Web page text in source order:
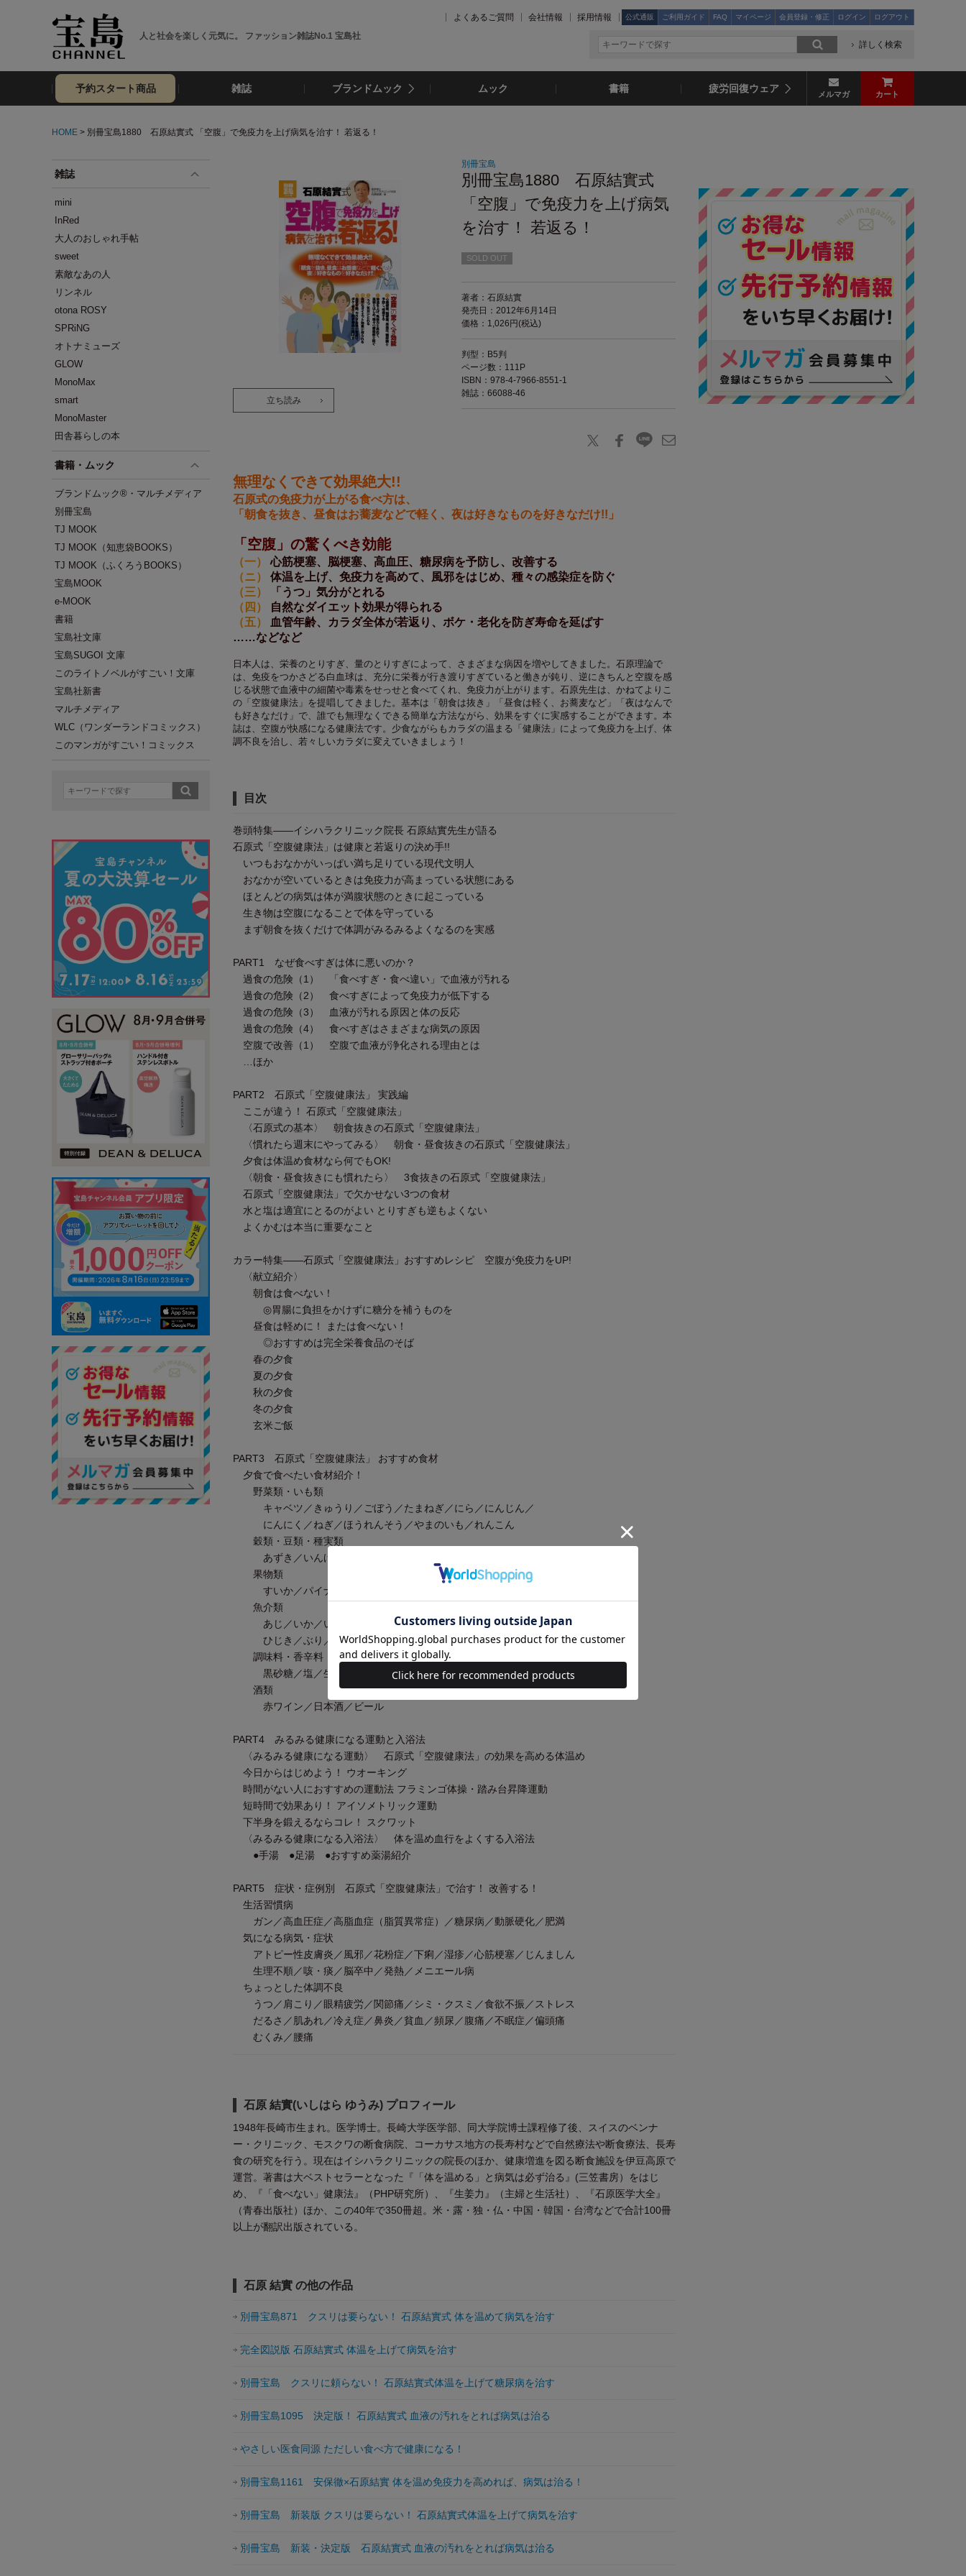
人と社会を楽しく元気に。 ファッション雑誌No.1 宝島社
よくあるご質問 会社情報 採用情報 公式通販 ご利用ガイド FAQ マイページ 会員登録・修正 ログイン ログアウト
詳しく検索
予約スタート商品 雑誌 ブランドムック ムック 書籍 疲労回復ウェア メルマガ カート
HOME > 別冊宝島1880 石原結實式 「空腹」で免疫力を上げ病気を治す！ 若返る！
雑誌
mini
InRed
大人のおしゃれ手帖
sweet
素敵なあの人
リンネル
otona ROSY
SPRiNG
オトナミューズ
GLOW
MonoMax
smart
MonoMaster
田舎暮らしの本
書籍・ムック
ブランドムック®・マルチメディア
別冊宝島
TJ MOOK
TJ MOOK（知恵袋BOOKS）
TJ MOOK（ふくろうBOOKS）
宝島MOOK
e-MOOK
書籍
宝島社文庫
宝島SUGOI 文庫
このライトノベルがすごい！文庫
宝島社新書
マルチメディア
WLC（ワンダーランドコミックス）
このマンガがすごい！コミックス
立ち読み
別冊宝島
別冊宝島1880 石原結實式
「空腹」で免疫力を上げ病気
を治す！ 若返る！
SOLD OUT
著者：石原結實
発売日：2012年6月14日
価格：1,026円(税込)
判型：B5判
ページ数：111P
ISBN：978-4-7966-8551-1
雑誌：66088-46
無理なくできて効果絶大!!
石原式の免疫力が上がる食べ方は、
「朝食を抜き、昼食はお蕎麦などで軽く、夜は好きなものを好きなだけ!!」
「空腹」の驚くべき効能
（一）
心筋梗塞、脳梗塞、高血圧、糖尿病を予防し、改善する
（ニ）
体温を上げ、免疫力を高めて、風邪をはじめ、種々の感染症を防ぐ
（三）
「うつ」気分がとれる
（四）
自然なダイエット効果が得られる
（五）
血管年齢、カラダ全体が若返り、ボケ・老化を防ぎ寿命を延ばす
……などなど
日本人は、栄養のとりすぎ、量のとりすぎによって、さまざまな病因を増やしてきました。石原理論で
は、免疫をつかさどる白血球は、充分に栄養が行き渡りすぎていると働きが鈍り、逆にきちんと空腹を感
じる状態で血液中の細菌や毒素をせっせと食べてくれ、免疫力が上がります。石原先生は、かねてよりこ
の「空腹健康法」を提唱してきました。基本は「朝食は抜き」「昼食は軽く、お蕎麦など」「夜はなんで
も好きなだけ」で、誰でも無理なくできる簡単な方法ながら、効果をすぐに実感することができます。本
誌は、空腹が快感になる健康法です。少食ながらもカラダの温まる「健康法」によって免疫力を上げ、体
調不良を治し、若々しいカラダに変えていきましょう！
目次
巻頭特集――イシハラクリニック院長 石原結實先生が語る
石原式「空腹健康法」は健康と若返りの決め手!!
いつもおなかがいっぱい満ち足りている現代文明人
おなかが空いているときは免疫力が高まっている状態にある
ほとんどの病気は体が満腹状態のときに起こっている
生き物は空腹になることで体を守っている
まず朝食を抜くだけで体調がみるみるよくなるのを実感
PART1 なぜ食べすぎは体に悪いのか？
過食の危険（1） 「食べすぎ・食べ違い」で血液が汚れる
過食の危険（2） 食べすぎによって免疫力が低下する
過食の危険（3） 血液が汚れる原因と体の反応
過食の危険（4） 食べすぎはさまざまな病気の原因
空腹で改善（1） 空腹で血液が浄化される理由とは
…ほか
PART2 石原式「空腹健康法」 実践編
ここが違う！ 石原式「空腹健康法」
〈石原式の基本〉 朝食抜きの石原式「空腹健康法」
〈慣れたら週末にやってみる〉 朝食・昼食抜きの石原式「空腹健康法」
夕食は体温め食材なら何でもOK!
〈朝食・昼食抜きにも慣れたら〉 3食抜きの石原式「空腹健康法」
石原式「空腹健康法」で欠かせない3つの食材
水と塩は適宜にとるのがよい とりすぎも逆もよくない
よくかむは本当に重要なこと
カラー特集――石原式「空腹健康法」おすすめレシピ 空腹が免疫力をUP!
〈献立紹介〉
朝食は食べない！
◎胃腸に負担をかけずに糖分を補うものを
昼食は軽めに！ または食べない！
◎おすすめは完全栄養食品のそば
春の夕食
夏の夕食
秋の夕食
冬の夕食
玄米ご飯
PART3 石原式「空腹健康法」 おすすめ食材
夕食で食べたい食材紹介！
野菜類・いも類
キャベツ／きゅうり／ごぼう／たまねぎ／にら／にんじん／
にんにく／ねぎ／ほうれんそう／やまのいも／れんこん
穀類・豆類・種実類
あずき／いんげんまめ／ぎんなん／米／そば／だいず
果物類
すいか／パイナップル／ぶどう／プルーン／レモン／りんご
魚介類
あじ／いか／いわし／かつお／鮭／さば／たら／しじみ／
ひじき／ぶり／ほたて／わかめ
調味料・香辛料
黒砂糖／塩／生姜／とうがらし／はちみつ／みそ
酒類
赤ワイン／日本酒／ビール
PART4 みるみる健康になる運動と入浴法
〈みるみる健康になる運動〉 石原式「空腹健康法」の効果を高める体温め
今日からはじめよう！ ウオーキング
時間がない人におすすめの運動法 フラミンゴ体操・踏み台昇降運動
短時間で効果あり！ アイソメトリック運動
下半身を鍛えるならコレ！ スクワット
〈みるみる健康になる入浴法〉 体を温め血行をよくする入浴法
●手湯 ●足湯 ●おすすめ薬湯紹介
PART5 症状・症例別 石原式「空腹健康法」で治す！ 改善する！
生活習慣病
ガン／高血圧症／高脂血症（脂質異常症）／糖尿病／動脈硬化／肥満
気になる病気・症状
アトピー性皮膚炎／風邪／花粉症／下痢／湿疹／心筋梗塞／じんましん
生理不順／咳・痰／脳卒中／発熱／メニエール病
ちょっとした体調不良
うつ／肩こり／眼精疲労／関節痛／シミ・クスミ／食欲不振／ストレス
だるさ／肌あれ／冷え症／鼻炎／貧血／頻尿／腹痛／不眠症／偏頭痛
むくみ／腰痛
石原 結實(いしはら ゆうみ) プロフィール
1948年長崎市生まれ。医学博士。長崎大学医学部、同大学院博士課程修了後、スイスのベンナ
ー・クリニック、モスクワの断食病院、コーカサス地方の長寿村などで自然療法や断食療法、長寿
食の研究を行う。現在はイシハラクリニックの院長のほか、健康増進を図る断食施設を伊豆高原で
運営。著書は大ベストセラーとなった『「体を温める」と病気は必ず治る』(三笠書房）をはじ
め、『「食べない」健康法』（PHP研究所）、『生姜力』（主婦と生活社）、『石原医学大全』
（青春出版社）ほか、この40年で350冊超。米・露・独・仏・中国・韓国・台湾などで合計100冊
以上が翻訳出版されている。
石原 結實 の他の作品
別冊宝島871 クスリは要らない！ 石原結實式 体を温めて病気を治す
完全図説版 石原結實式 体温を上げて病気を治す
別冊宝島 クスリに頼らない！ 石原結實式体温を上げて糖尿病を治す
別冊宝島1095 決定版！ 石原結實式 血液の汚れをとれば病気は治る
やさしい医食同源 ただしい食べ方で健康になる！
別冊宝島1161 安保徹×石原結實 体を温め免疫力を高めれば、病気は治る！
別冊宝島 新装版 クスリは要らない！ 石原結實式体温を上げて病気を治す
別冊宝島 新装・決定版 石原結實式 血液の汚れをとれば病気は治る